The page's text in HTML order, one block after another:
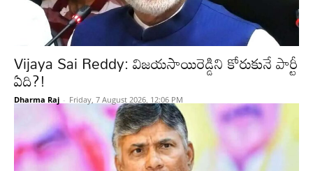
Vijaya Sai Reddy: విజయసాయిరెడ్డిని కోరుకునే పార్టీ
ఏది?!
Dharma Raj - Friday, 7 August 2026, 12:06 PM